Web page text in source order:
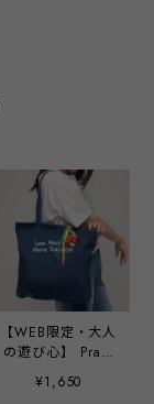
【WEB限定・大人
の遊び心】 Praia
selection モチー
フチャーム
¥1,650